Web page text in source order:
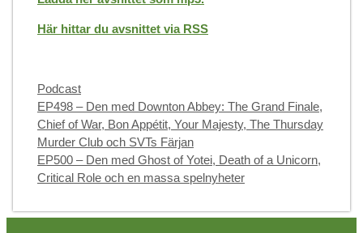
Här hittar du avsnittet via RSS
Categories
Podcast
EP498 – Den med Downton Abbey: The Grand Finale,
Chief of War, Bon Appétit, Your Majesty, The Thursday
Murder Club och SVTs Färjan
EP500 – Den med Ghost of Yotei, Death of a Unicorn,
Critical Role och en massa spelnyheter